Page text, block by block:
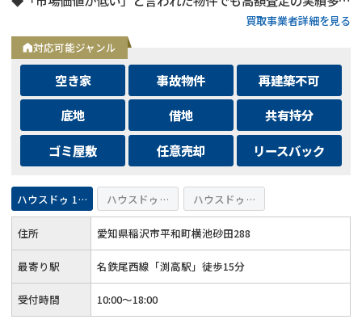
◆不動産査定は完全無料で対応◆ご家族連れでも安心のキッズ
スペースあり◆メールでのご相談は24時間受付中
買取事業者詳細を見る
対応可能ジャンル
空き家 事故物件
再建築不可
底地
借地
共有持分
ゴミ屋敷
任意売却 リースバック
ハウスドゥ 155号稲沢ハウスドゥ 愛西 ハウスドゥ 弥富・佐屋
住所 愛知県稲沢市平和町横池砂田288
最寄り駅 名鉄尾西線「渕高駅」徒歩15分
受付時間 10:00～18:00